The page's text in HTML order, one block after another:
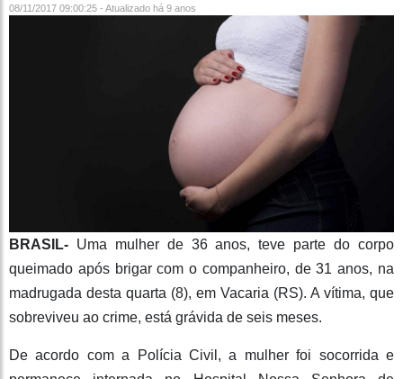
08/11/2017 09:00:25 - Atualizado há 9 anos
BRASIL- Uma mulher de 36 anos, teve parte do corpo
queimado após brigar com o companheiro, de 31 anos, na
madrugada desta quarta (8), em Vacaria (RS). A vítima, que
sobreviveu ao crime, está grávida de seis meses.
De acordo com a Polícia Civil, a mulher foi socorrida e